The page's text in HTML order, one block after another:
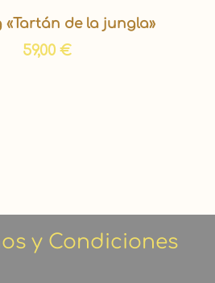
«Tartán de la jungla»
59,00 €
y Condiciones